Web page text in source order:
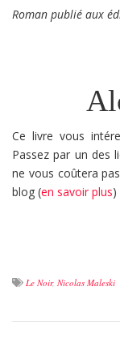
Roman publié aux
Ce livre vous
Passez par un des
ne vous coûtera
blog (en savoir plus)
Le Noir, Nicolas Maleski